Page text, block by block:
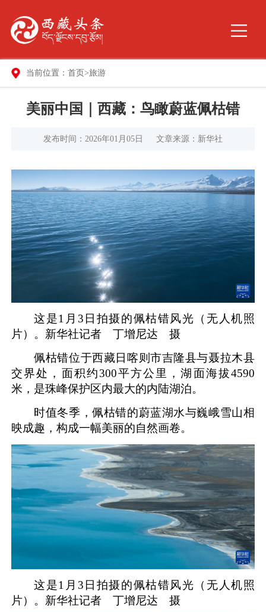
当前位置： 首页 >旅游
美丽中国｜西藏：鸟瞰蔚蓝佩枯错
发布时间：2026年01月05日 文章来源：新华社
这是1月3日拍摄的佩枯错风光（无人机照
片）。新华社记者 丁增尼达 摄
佩枯错位于西藏日喀则市吉隆县与聂拉木县
交界处，面积约300平方公里，湖面海拔4590
米，是珠峰保护区内最大的内陆湖泊。
时值冬季，佩枯错的蔚蓝湖水与巍峨雪山相
映成趣，构成一幅美丽的自然画卷。
这是1月3日拍摄的佩枯错风光（无人机照
片）。新华社记者 丁增尼达 摄